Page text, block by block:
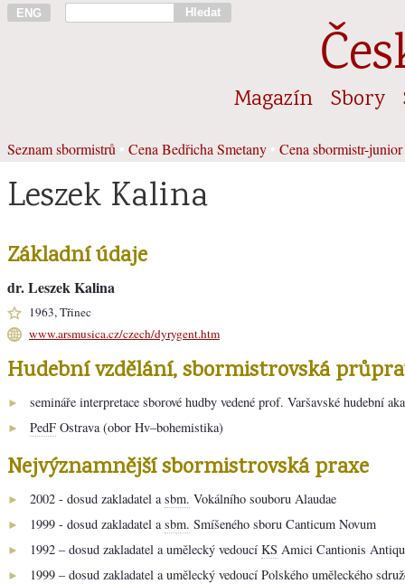
ENG Hledat
Magazín Sbory
Seznam sbormistrů Cena Bedřicha Smetany Cena sbormistr-junior
Leszek Kalina
Základní údaje
dr. Leszek Kalina
1963, Třinec
www.arsmusica.cz/czech/dyrygent.htm
Hudební vzdělání, sbormistrovská
► semináře interpretace sborové hudby vedené prof. Varšavské hudební
► PedF Ostrava (obor Hv–bohemistika)
Nejvýznamnější sbormistrovská praxe
► 2002 - dosud zakladatel a sbm. Vokálního souboru Alaudae
► 1999 - dosud zakladatel a sbm. Smíšeného sboru Canticum Novum
► 1992 – dosud zakladatel a umělecký vedoucí KS Amici Cantionis
► 1999 – dosud zakladatel a umělecký vedoucí Polského uměleckého